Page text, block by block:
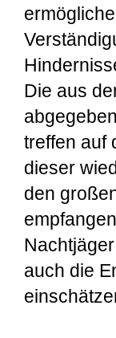
Die aus
treffen auf
dieser
den
auch die